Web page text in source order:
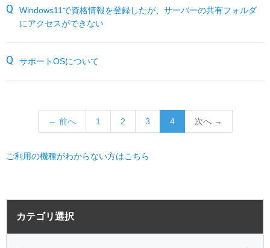
カテゴリ選択
VPN
バックアップ
電源
サーバー全般
Windows11で資格情報を登録したが、サーバーの共有フォルダ
にアクセスができない
サポートOSについて
← 前へ 1 2 3 4 次へ →
ご利用の機種がわからない方はこちら